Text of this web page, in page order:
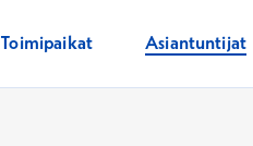
Toimipaikat Asiantuntijat